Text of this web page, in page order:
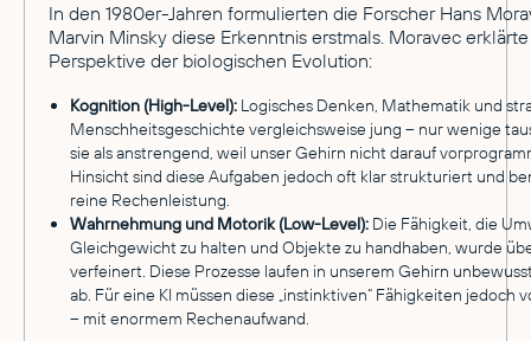
In den 1980er-Jahren formulierten die Forscher Hans
Marvin Minsky diese Erkenntnis erstmals. Moravec
Perspektive der biologischen Evolution:
Kognition (High-Level): Logisches Denken, Mathematik und
Menschheitsgeschichte vergleichsweise jung – nur wenige
sie als anstrengend, weil unser Gehirn nicht darauf
Hinsicht sind diese Aufgaben jedoch oft klar strukturiert und
reine Rechenleistung.
Wahrnehmung und Motorik (Low-Level): Die Fähigkeit, die
Gleichgewicht zu halten und Objekte zu handhaben, wurde
verfeinert. Diese Prozesse laufen in unserem Gehirn
ab. Für eine KI müssen diese „instinktiven“ Fähigkeiten jedoch
– mit enormem Rechenaufwand.